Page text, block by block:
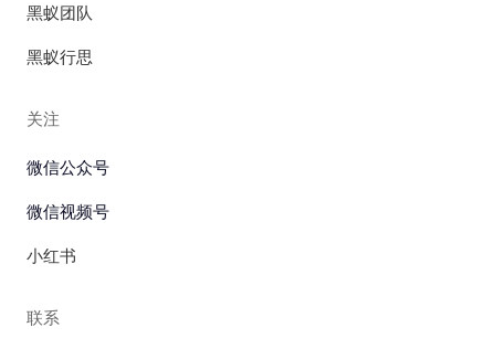
黑蚁团队
黑蚁行思
关注
微信公众号
微信视频号
小红书
联系